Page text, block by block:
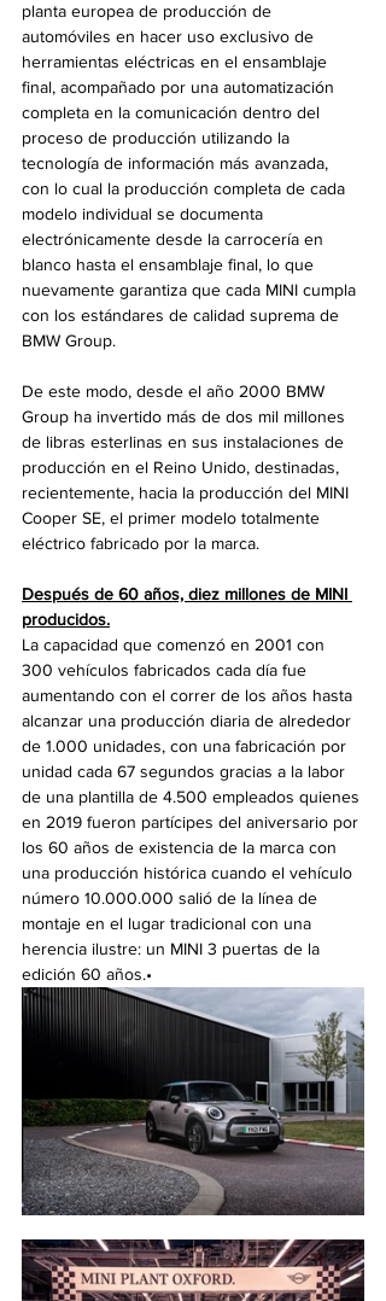
planta europea de producción de
automóviles en hacer uso exclusivo de
herramientas eléctricas en el ensamblaje
final, acompañado por una automatización
completa en la comunicación dentro del
proceso de producción utilizando la
tecnología de información más avanzada,
con lo cual la producción completa de cada
modelo individual se documenta
electrónicamente desde la carrocería en
blanco hasta el ensamblaje final, lo que
nuevamente garantiza que cada MINI cumpla
con los estándares de calidad suprema de
BMW Group.
De este modo, desde el año 2000 BMW
Group ha invertido más de dos mil millones
de libras esterlinas en sus instalaciones de
producción en el Reino Unido, destinadas,
recientemente, hacia la producción del MINI
Cooper SE, el primer modelo totalmente
eléctrico fabricado por la marca.
Después de 60 años, diez millones de MINI
producidos.
La capacidad que comenzó en 2001 con
300 vehículos fabricados cada día fue
aumentando con el correr de los años hasta
alcanzar una producción diaria de alrededor
de 1.000 unidades, con una fabricación por
unidad cada 67 segundos gracias a la labor
de una plantilla de 4.500 empleados quienes
en 2019 fueron partícipes del aniversario por
los 60 años de existencia de la marca con
una producción histórica cuando el vehículo
número 10.000.000 salió de la línea de
montaje en el lugar tradicional con una
herencia ilustre: un MINI 3 puertas de la
edición 60 años.•